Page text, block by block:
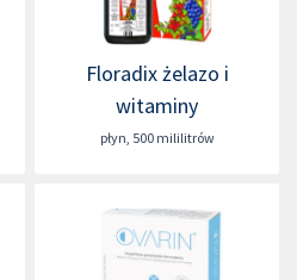
Floradix żelazo i
witaminy
płyn, 500 mililitrów